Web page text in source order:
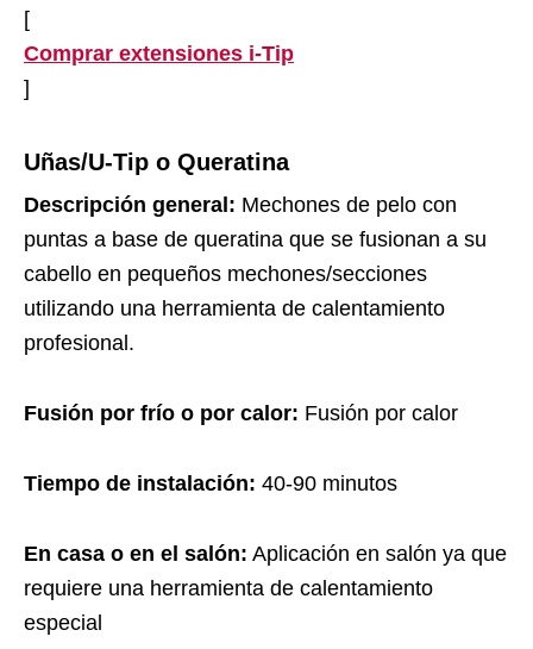
[
Comprar extensiones i-Tip
]
Uñas/U-Tip o Queratina
Descripción general: Mechones de pelo con
puntas a base de queratina que se fusionan a su
cabello en pequeños mechones/secciones
utilizando una herramienta de calentamiento
profesional.
Fusión por frío o por calor: Fusión por calor
Tiempo de instalación: 40-90 minutos
En casa o en el salón: Aplicación en salón ya que
requiere una herramienta de calentamiento
especial